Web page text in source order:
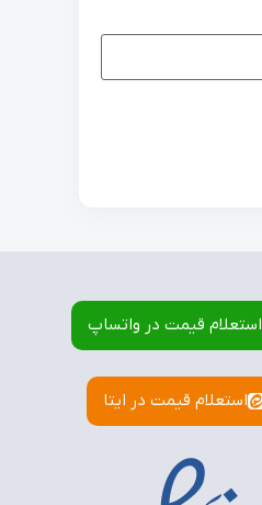
استعلام قیمت در واتساپ
استعلام قیمت در ایتا